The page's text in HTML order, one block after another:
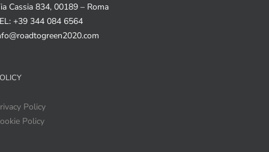
Cassia 834, 00189 – Roma
+39 344 084 6564
Policy
Policy